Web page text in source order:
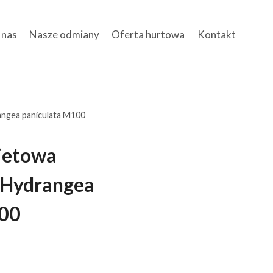
Nasze odmiany Oferta hurtowa Kontakt
paniculata M100